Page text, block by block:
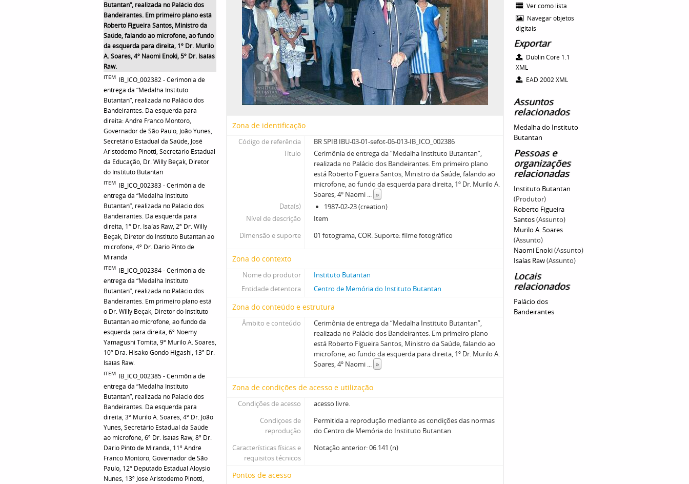
Butantan”, realizada no Palácio dos
Bandeirantes. Em primeiro plano está
Roberto Figueira Santos, Ministro da
Saúde, falando ao microfone, ao fundo
da esquerda para direita, 1º Dr. Murilo
A. Soares, 4º Naomi Enoki, 5º Dr. Isaías
Raw.
ITEM IB_ICO_002382 - Cerimônia de
entrega da “Medalha Instituto
Butantan”, realizada no Palácio dos
Bandeirantes. Da esquerda para
direita: André Franco Montoro,
Governador de São Paulo, João Yunes,
Secretário Estadual da Saúde, José
Aristodemo Pinotti, Secretário Estadual
da Educação, Dr. Willy Beçak, Diretor
do Instituto Butantan
ITEM IB_ICO_002383 - Cerimônia de
entrega da “Medalha Instituto
Butantan”, realizada no Palácio dos
Bandeirantes. Da esquerda para
direita, 1º Dr. Isaías Raw, 2º Dr. Willy
Beçak, Diretor do Instituto Butantan ao
microfone, 4º Dr. Dário Pinto de
Miranda
ITEM IB_ICO_002384 - Cerimônia de
entrega da “Medalha Instituto
Butantan”, realizada no Palácio dos
Bandeirantes. Em primeiro plano está
o Dr. Willy Beçak, Diretor do Instituto
Butantan ao microfone, ao fundo da
esquerda para direita, 6º Noemy
Yamagushi Tomita, 9º Murilo A. Soares,
10º Dra. Hisako Gondo Higashi, 13º Dr.
Isaías Raw.
ITEM IB_ICO_002385 - Cerimônia de
entrega da “Medalha Instituto
Butantan”, realizada no Palácio dos
Bandeirantes. Da esquerda para
direita, 3º Murilo A. Soares, 4º Dr. João
Yunes, Secretário Estadual da Saúde
ao microfone, 6º Dr. Isaías Raw, 8º Dr.
Dário Pinto de Miranda, 11º André
Franco Montoro, Governador de São
Paulo, 12º Deputado Estadual Aloysio
Nunes, 13º José Aristodemo Pinotti,
Zona de identificação
Código de referência
BR SPIB IBU-03-01-sefot-06-013-IB_ICO_002386
Título
Cerimônia de entrega da “Medalha Instituto Butantan”,
realizada no Palácio dos Bandeirantes. Em primeiro plano
está Roberto Figueira Santos, Ministro da Saúde, falando ao
microfone, ao fundo da esquerda para direita, 1º Dr. Murilo A.
Soares, 4º Naomi ... »
Data(s)
1987-02-23 (creation)
Nível de descrição
Item
Dimensão e suporte
01 fotograma, COR. Suporte: filme fotográfico
Zona do contexto
Nome do produtor
Instituto Butantan
Entidade detentora
Centro de Memória do Instituto Butantan
Zona do conteúdo e estrutura
Âmbito e conteúdo
Cerimônia de entrega da “Medalha Instituto Butantan”,
realizada no Palácio dos Bandeirantes. Em primeiro plano
está Roberto Figueira Santos, Ministro da Saúde, falando ao
microfone, ao fundo da esquerda para direita, 1º Dr. Murilo A.
Soares, 4º Naomi ... »
Zona de condições de acesso e utilização
Condições de acesso
acesso livre.
Condiçoes de
reprodução
Permitida a reprodução mediante as condições das normas
do Centro de Memória do Instituto Butantan.
Características físicas e
requisitos técnicos
Notação anterior: 06.141 (n)
Pontos de acesso
Ver como lista
Navegar objetos
digitais
Exportar
Dublin Core 1.1
XML
EAD 2002 XML
Assuntos
relacionados
Medalha do Instituto
Butantan
Pessoas e
organizações
relacionadas
Instituto Butantan
(Produtor)
Roberto Figueira
Santos(Assunto)
Murilo A. Soares
(Assunto)
Naomi Enoki(Assunto)
Isaías Raw(Assunto)
Locais
relacionados
Palácio dos
Bandeirantes